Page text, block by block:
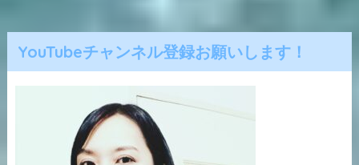
YouTubeチャンネル登録お願いします！